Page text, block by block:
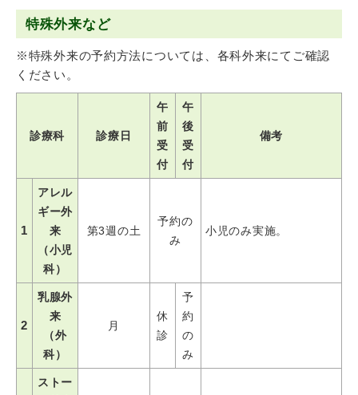
特殊外来など
※特殊外来の予約方法については、各科外来にてご確認
ください。
診療科 診療日
午
前
受
付
午
後
受
付
備考
1
アレル
ギー外
来
（小児
科）
第3週の土
予約の
み
小児のみ実施。
2
乳腺外
来
（外
科）
月
休
診
予
約
の
み
ストー